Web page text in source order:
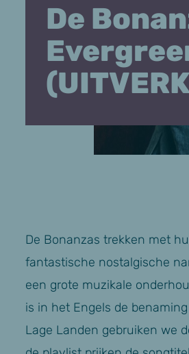
De
De Bonanzas trekken met
fantastische nostalgische
een grote muzikale
is in het Engels de
Lage Landen gebruiken we